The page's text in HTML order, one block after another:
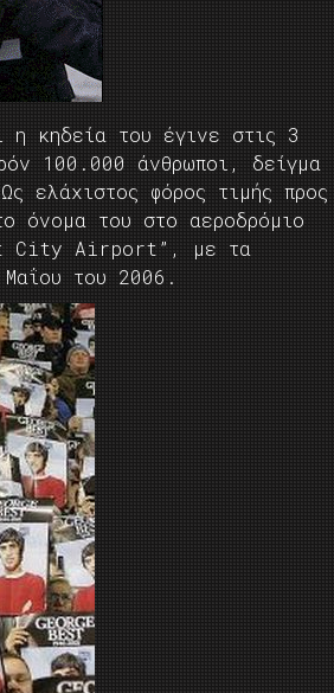
η κηδεία του έγινε στις 3
100.000 άνθρωποι, δείγμα
ελάχιστος φόρος τιμής προς
όνομα του στο αεροδρόμιο
City Airport”, με τα
του 2006.